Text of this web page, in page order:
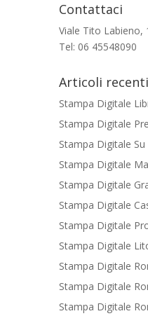
Contattaci
Viale Tito Labieno,
Tel: 06 45548090
Articoli recenti
Stampa Digitale
Stampa Digitale
Stampa Digitale
Stampa Digitale
Stampa Digitale
Stampa Digitale
Stampa Digitale
Stampa Digitale
Stampa Digitale
Stampa Digitale
Stampa Digitale